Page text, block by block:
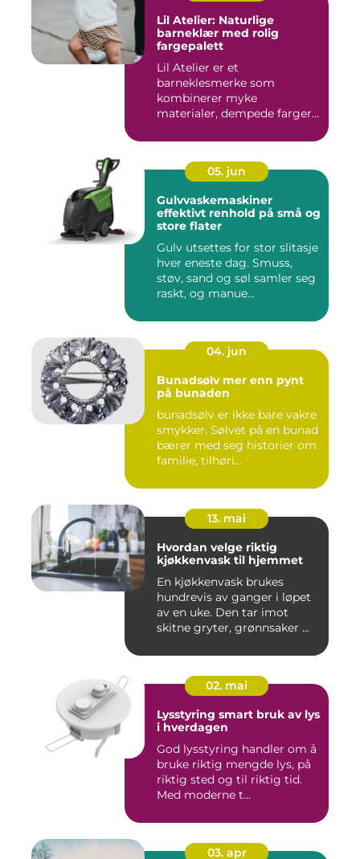
Lil Atelier: Naturlige
barneklær med rolig
fargepalett
Lil Atelier er et
barneklesmerke som
kombinerer myke
materialer, dempede farger
05. jun
Gulvvaskemaskiner
effektivt renhold på små og
store flater
Gulv utsettes for stor slitasje
hver eneste dag. Smuss,
støv, sand og søl samler seg
raskt, og manue...
04. jun
Bunadsølv mer enn pynt
på bunaden
bunadsølv er ikke bare vakre
smykker. Sølvet på en bunad
bærer med seg historier om
familie, tilhøri...
13. mai
Hvordan velge riktig
kjøkkenvask til hjemmet
En kjøkkenvask brukes
hundrevis av ganger i løpet
av en uke. Den tar imot
skitne gryter, grønnsaker ...
02. mai
Lysstyring smart bruk av lys
i hverdagen
God lysstyring handler om å
bruke riktig mengde lys, på
riktig sted og til riktig tid.
Med moderne t...
03. apr